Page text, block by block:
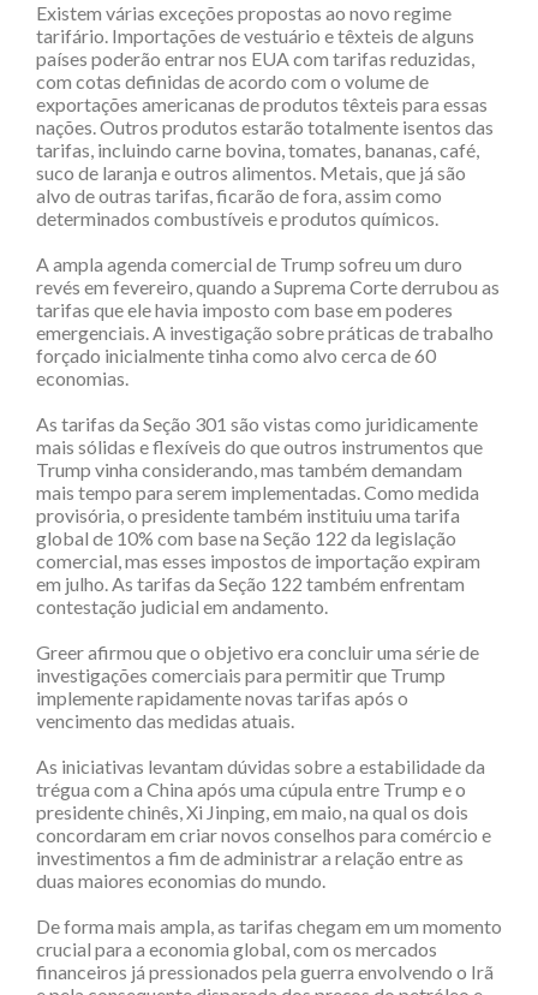
Existem várias exceções propostas ao novo regime
tarifário. Importações de vestuário e têxteis de alguns
países poderão entrar nos EUA com tarifas reduzidas,
com cotas definidas de acordo com o volume de
exportações americanas de produtos têxteis para essas
nações. Outros produtos estarão totalmente isentos das
tarifas, incluindo carne bovina, tomates, bananas, café,
suco de laranja e outros alimentos. Metais, que já são
alvo de outras tarifas, ficarão de fora, assim como
determinados combustíveis e produtos químicos.
A ampla agenda comercial de Trump sofreu um duro
revés em fevereiro, quando a Suprema Corte derrubou as
tarifas que ele havia imposto com base em poderes
emergenciais. A investigação sobre práticas de trabalho
forçado inicialmente tinha como alvo cerca de 60
economias.
As tarifas da Seção 301 são vistas como juridicamente
mais sólidas e flexíveis do que outros instrumentos que
Trump vinha considerando, mas também demandam
mais tempo para serem implementadas. Como medida
provisória, o presidente também instituiu uma tarifa
global de 10% com base na Seção 122 da legislação
comercial, mas esses impostos de importação expiram
em julho. As tarifas da Seção 122 também enfrentam
contestação judicial em andamento.
Greer afirmou que o objetivo era concluir uma série de
investigações comerciais para permitir que Trump
implemente rapidamente novas tarifas após o
vencimento das medidas atuais.
As iniciativas levantam dúvidas sobre a estabilidade da
trégua com a China após uma cúpula entre Trump e o
presidente chinês, Xi Jinping, em maio, na qual os dois
concordaram em criar novos conselhos para comércio e
investimentos a fim de administrar a relação entre as
duas maiores economias do mundo.
De forma mais ampla, as tarifas chegam em um momento
crucial para a economia global, com os mercados
financeiros já pressionados pela guerra envolvendo o Irã